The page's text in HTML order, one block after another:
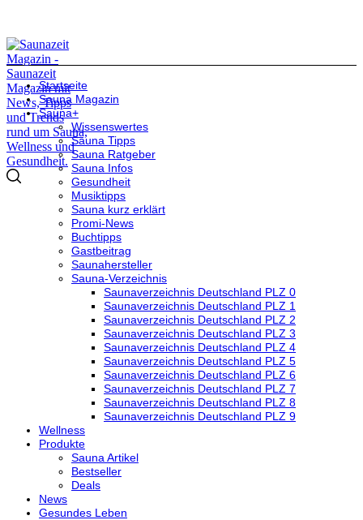
Startseite
Sauna Magazin
Sauna+
Wissenswertes
Sauna Tipps
Sauna Ratgeber
Sauna Infos
Gesundheit
Musiktipps
Sauna kurz erklärt
Promi-News
Buchtipps
Gastbeitrag
Saunahersteller
Sauna-Verzeichnis
Saunaverzeichnis Deutschland PLZ 0
Saunaverzeichnis Deutschland PLZ 1
Saunaverzeichnis Deutschland PLZ 2
Saunaverzeichnis Deutschland PLZ 3
Saunaverzeichnis Deutschland PLZ 4
Saunaverzeichnis Deutschland PLZ 5
Saunaverzeichnis Deutschland PLZ 6
Saunaverzeichnis Deutschland PLZ 7
Saunaverzeichnis Deutschland PLZ 8
Saunaverzeichnis Deutschland PLZ 9
Wellness
Produkte
Sauna Artikel
Bestseller
Deals
News
Gesundes Leben